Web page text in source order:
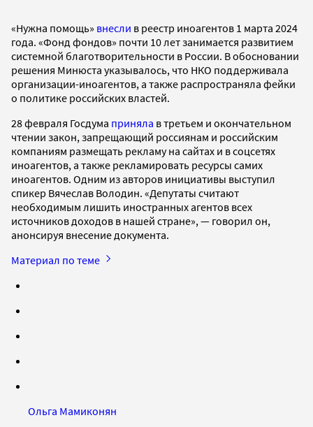
«Нужна помощь» внесли в реестр иноагентов 1 марта 2024
года. «Фонд фондов» почти 10 лет занимается развитием
системной благотворительности в России. В обосновании
решения Минюста указывалось, что НКО поддерживала
организации-иноагентов, а также распространяла фейки
о политике российских властей.
28 февраля Госдума приняла в третьем и окончательном
чтении закон, запрещающий россиянам и российским
компаниям размещать рекламу на сайтах и в соцсетях
иноагентов, а также рекламировать ресурсы самих
иноагентов. Одним из авторов инициативы выступил
спикер Вячеслав Володин. «Депутаты считают
необходимым лишить иностранных агентов всех
источников доходов в нашей стране», — говорил он,
анонсируя внесение документа.
Материал по теме
Ольга Мамиконян